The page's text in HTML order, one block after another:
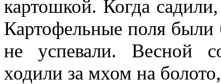
картошкой. Когда
Картофельные поля
не успевали. Весной
ходили за мхом на